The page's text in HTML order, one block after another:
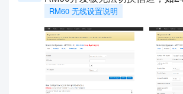
RM60 无线设置说明